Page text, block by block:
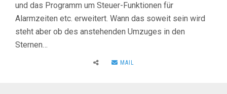
und das Programm um Steuer-Funktionen für
Alarmzeiten etc. erweitert. Wann das soweit sein wird
steht aber ob des anstehenden Umzuges in den
Sternen…
MAIL